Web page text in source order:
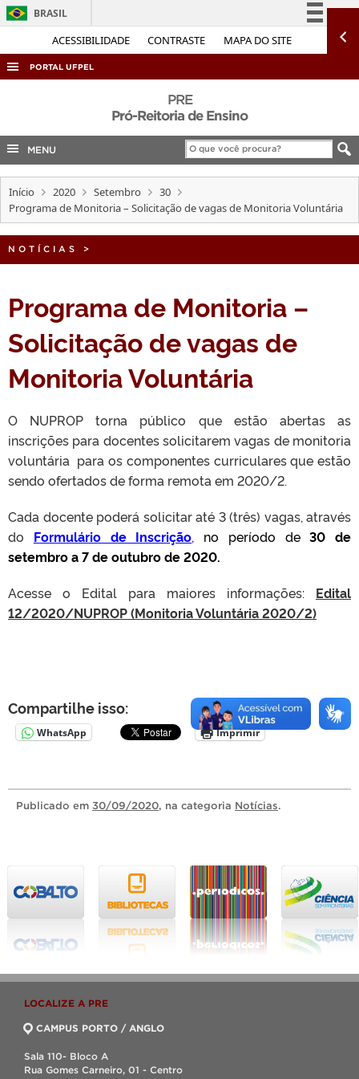
ACESSIBILIDADE CONTRASTE MAPA DO SITE
BRASIL
Simplifique!
Acesso à informação
Legislação
Canais
PORTAL UFPEL
COBALTO
CONCURSOS
TELEFONES
PRE
Pró-Reitoria de Ensino
MENU
Início 2020 Setembro
30
Programa de Monitoria – Solicitação de vagas de Monitoria Voluntária
NOTÍCIAS >
Programa de Monitoria –
Solicitação de vagas de
Monitoria Voluntária
O NUPROP torna público que estão abertas as
inscrições para docentes solicitarem vagas de monitoria
voluntária para os componentes curriculares que estão
sendo ofertados de forma remota em 2020/2.
Cada docente poderá solicitar até 3 (três) vagas, através
do Formulário de Inscrição, no período de30 de
setembro a 7 de outubro de 2020.
Acesse o Edital para maiores informações:
Edital
12/2020/NUPROP (Monitoria Voluntária 2020/2)
Compartilhe isso:
WhatsApp Imprimir
Publicado em 30/09/2020, na categoria Notícias.
LOCALIZE A PRE
CAMPUS PORTO / ANGLO
Sala 110- Bloco A
Rua Gomes Carneiro, 01 - Centro